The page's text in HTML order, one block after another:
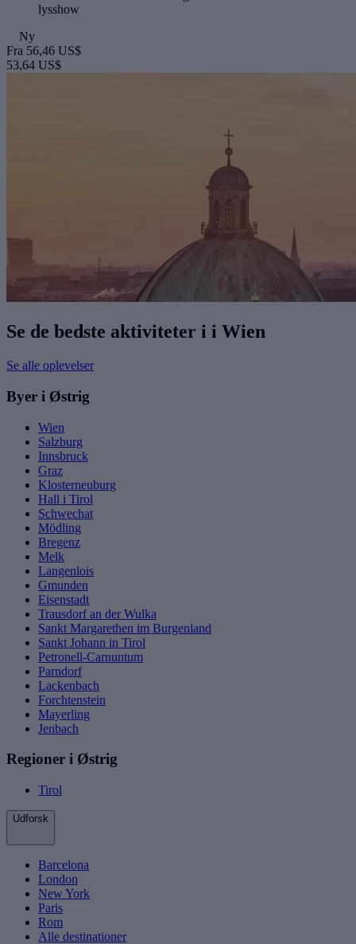
lysshow
Ny
Fra 56,46 US$
53,64 US$
Se de bedste aktiviteter i i Wien
Se alle oplevelser
Byer i Østrig
Wien
Salzburg
Innsbruck
Graz
Klosterneuburg
Hall i Tirol
Schwechat
Mödling
Bregenz
Melk
Langenlois
Gmunden
Eisenstadt
Trausdorf an der Wulka
Sankt Margarethen im Burgenland
Sankt Johann in Tirol
Petronell-Carnuntum
Parndorf
Lackenbach
Forchtenstein
Mayerling
Jenbach
Regioner i Østrig
Tirol
Udforsk
Barcelona
London
New York
Paris
Rom
Alle destinationer